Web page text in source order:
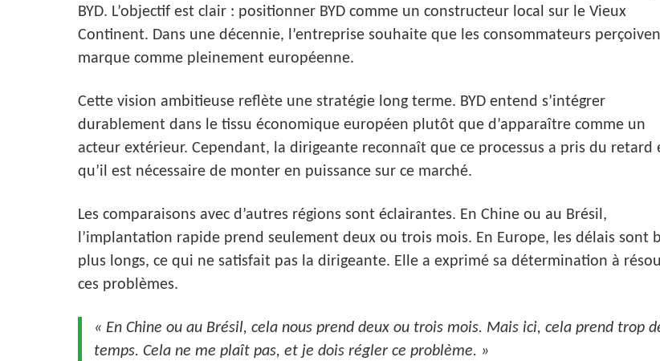
BYD. L’objectif est clair : positionner BYD comme un constructeur local sur le Vieux
Continent. Dans une décennie, l’entreprise souhaite que les consommateurs
marque comme pleinement européenne.
Cette vision ambitieuse reflète une stratégie long terme. BYD entend s’intégrer
durablement dans le tissu économique européen plutôt que d’apparaître comme un
acteur extérieur. Cependant, la dirigeante reconnaît que ce processus a pris du retard
qu’il est nécessaire de monter en puissance sur ce marché.
Les comparaisons avec d’autres régions sont éclairantes. En Chine ou au Brésil,
l’implantation rapide prend seulement deux ou trois mois. En Europe, les délais sont
plus longs, ce qui ne satisfait pas la dirigeante. Elle a exprimé sa détermination à
ces problèmes.
« En Chine ou au Brésil, cela nous prend deux ou trois mois. Mais ici, cela prend trop
temps. Cela ne me plaît pas, et je dois régler ce problème. »